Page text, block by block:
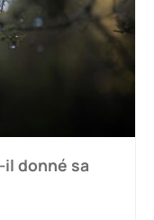
donné sa